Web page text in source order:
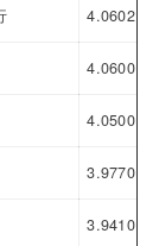
4.0602
4.0600
4.0500
3.9770
3.9410